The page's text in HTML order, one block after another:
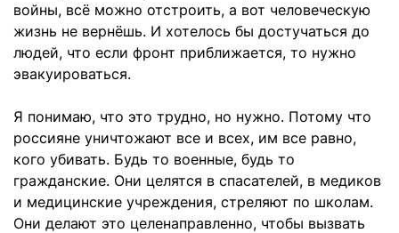
войны, всё можно отстроить, а вот человеческую
жизнь не вернёшь. И хотелось бы достучаться до
людей, что если фронт приближается, то нужно
эвакуироваться.
Я понимаю, что это трудно, но нужно. Потому что
россияне уничтожают все и всех, им все равно,
кого убивать. Будь то военные, будь то
гражданские. Они целятся в спасателей, в медиков
и медицинские учреждения, стреляют по школам.
Они делают это целенаправленно, чтобы вызвать